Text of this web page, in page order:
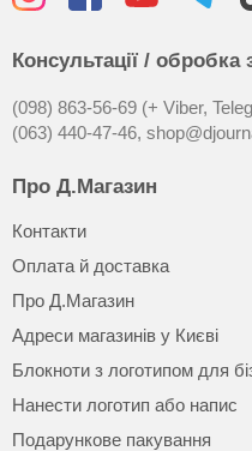
Консультації / обробка
(098) 863-56-69 (+ Viber,
(063) 440-47-46,
Про Д.Магазин
Контакти
Оплата й доставка
Про Д.Магазин
Адреси магазинів у Києві
Блокноти з логотипом для
Нанести логотип або напис
Подарункове пакування